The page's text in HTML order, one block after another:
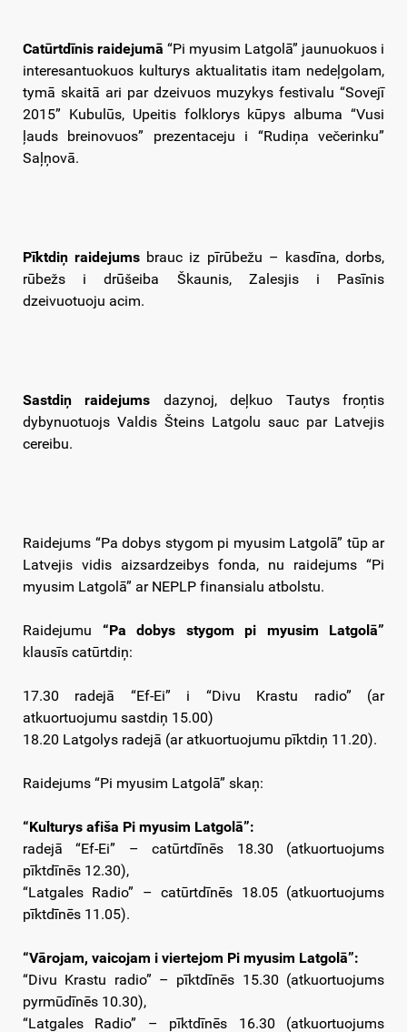
Catūrtdīnis raidejumā “Pi myusim Latgolā” jaunuokuos i
interesantuokuos kulturys aktualitatis itam nedeļgolam,
tymā skaitā ari par dzeivuos muzykys festivalu “Sovejī
2015” Kubulūs, Upeitis folklorys kūpys albuma “Vusi
ļauds breinovuos” prezentaceju i “Rudiņa večerinku”
Saļņovā.
Pīktdiņ raidejums brauc iz pīrūbežu – kasdīna, dorbs,
rūbežs i drūšeiba Škaunis, Zalesjis i Pasīnis
dzeivuotuoju acim.
Sastdiņ raidejums dazynoj, deļkuo Tautys froņtis
dybynuotuojs Valdis Šteins Latgolu sauc par Latvejis
cereibu.
Raidejums “Pa dobys stygom pi myusim Latgolā” tūp ar
Latvejis vidis aizsardzeibys fonda, nu raidejums “Pi
myusim Latgolā” ar NEPLP finansialu atbolstu.
Raidejumu “Pa dobys stygom pi myusim Latgolā”
klausīs catūrtdiņ:
17.30 radejā “Ef-Ei” i “Divu Krastu radio” (ar
atkuortuojumu sastdiņ 15.00)
18.20 Latgolys radejā (ar atkuortuojumu pīktdiņ 11.20).
Raidejums “Pi myusim Latgolā” skaņ:
“Kulturys afiša Pi myusim Latgolā”:
radejā “Ef-Ei” – catūrtdīnēs 18.30 (atkuortuojums
pīktdīnēs 12.30),
“Latgales Radio” – catūrtdīnēs 18.05 (atkuortuojums
pīktdīnēs 11.05).
“Vārojam, vaicojam i viertejom Pi myusim Latgolā”:
“Divu Krastu radio” – pīktdīnēs 15.30 (atkuortuojums
pyrmūdīnēs 10.30),
“Latgales Radio” – pīktdīnēs 16.30 (atkuortuojums